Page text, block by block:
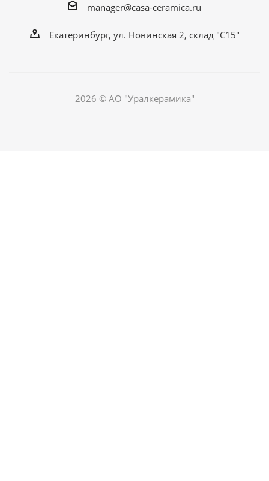
manager@casa-ceramica.ru
Екатеринбург, ул. Новинская 2, склад "С15"
2026 © АО "Уралкерамика"